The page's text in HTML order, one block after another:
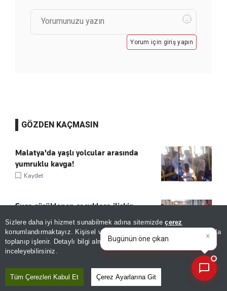
Sizlere daha iyi hizmet sunabilmek adına sitemizdeçerez
konumlandırmaktayız. Kişisel verileriniz, KVKK ve GDPR kapsamında
toplanıp işlenir. Detaylı bilgi almak içinAydınlatma Metnimizi
inceleyebilirsiniz.
Tüm Çerezleri Kabul Et Çerez Ayarlarına Git
Yorum için giriş yapın
GÖZDEN KAÇMASIN
Malatya'da yaşlı yolcular arasında
yumruklu kavga!
Kaydet
Suça sürüklenen çocuklara ilişkin
düzenleme kabul edildi
Kaydet
arkasını anlattı
Kaydet
×
Bugünün öne çıkan manşetleri
ve gelişmeleri neler?